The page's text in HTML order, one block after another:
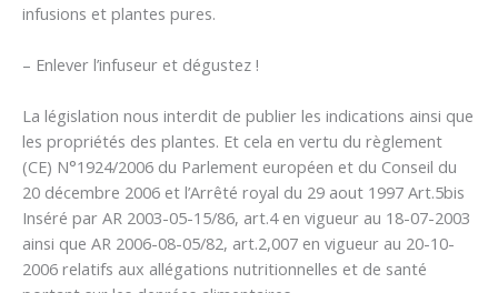
infusions et plantes pures.
– Enlever l’infuseur et dégustez !
La législation nous interdit de publier les indications ainsi que
les propriétés des plantes. Et cela en vertu du règlement
(CE) N°1924/2006 du Parlement européen et du Conseil du
20 décembre 2006 et l’Arrêté royal du 29 aout 1997 Art.5bis
Inséré par AR 2003-05-15/86, art.4 en vigueur au 18-07-2003
ainsi que AR 2006-08-05/82, art.2,007 en vigueur au 20-10-
2006 relatifs aux allégations nutritionnelles et de santé